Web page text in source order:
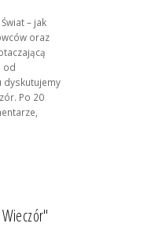
– jak
oraz
od
dyskutujemy
Po 20